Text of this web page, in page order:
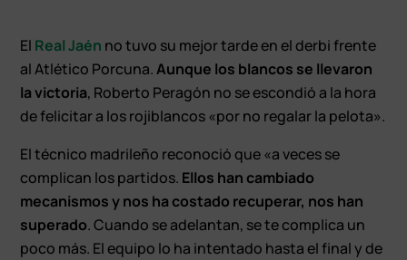
El Real Jaén no tuvo su mejor tarde en el derbi frente
al Atlético Porcuna.Aunque los blancos se llevaron
la victoria, Roberto Peragón no se escondió a la hora
de felicitar a los rojiblancos «por no regalar la pelota».
El técnico madrileño reconoció que «a veces se
complican los partidos. Ellos han cambiado
mecanismos y nos ha costado recuperar, nos han
superado. Cuando se adelantan, se te complica un
poco más. El equipo lo ha intentado hasta el final y de